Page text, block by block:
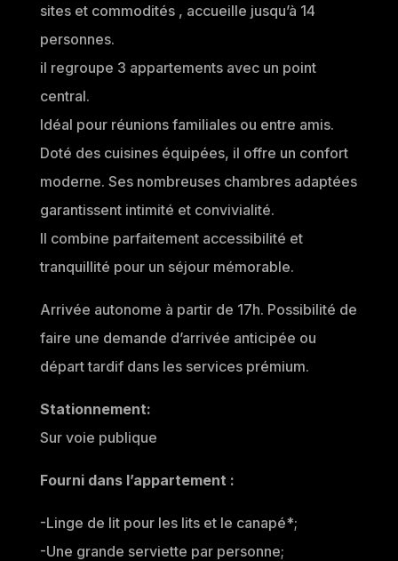
sites et commodités , accueille jusqu’à 14
personnes.
il regroupe 3 appartements avec un point
central.
Idéal pour réunions familiales ou entre amis.
Doté des cuisines équipées, il offre un confort
moderne. Ses nombreuses chambres adaptées
garantissent intimité et convivialité.
Il combine parfaitement accessibilité et
tranquillité pour un séjour mémorable.​​
Arrivée autonome à partir de 17h. Possibilité de
faire une demande d’arrivée anticipée ou
départ tardif dans les services prémium.
Stationnement:
Sur voie publique
Fourni dans l’appartement :
-Linge de lit pour les lits et le canapé*;
-Une grande serviette par personne;